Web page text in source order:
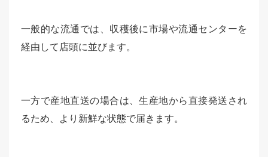
一般的な流通では、収穫後に市場や流通センターを
経由して店頭に並びます。
一方で産地直送の場合は、生産地から直接発送され
るため、より新鮮な状態で届きます。